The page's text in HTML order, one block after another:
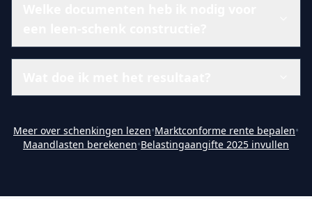
Meer over schenkingen lezen•Marktconforme rente bepalen•
Maandlasten berekenen•Belastingaangifte 2025 invullen